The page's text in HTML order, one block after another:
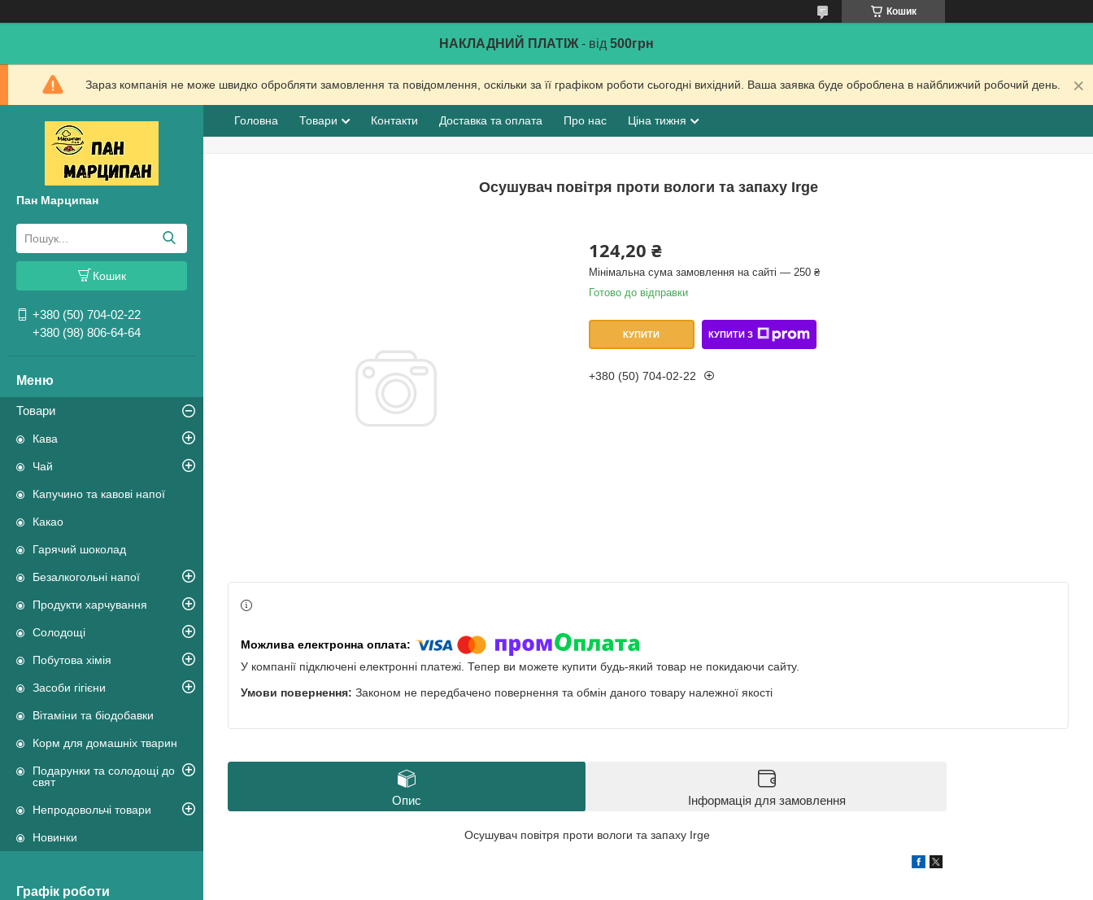
Кошик
НАКЛАДНИЙ ПЛАТІЖ - від 500грн
Зараз компанія не може швидко обробляти замовлення та повідомлення, оскільки за її графіком роботи сьогодні вихідний. Ваша заявка буде оброблена в найближчий робочий день.
Пан Марципан
Кошик
+380 (50) 704-02-22
+380 (98) 806-64-64
Товари
Кава
Чай
Капучино та кавові напої
Какао
Гарячий шоколад
Безалкогольні напої
Продукти харчування
Солодощі
Побутова хімія
Засоби гігієни
Вітаміни та біодобавки
Корм для домашніх тварин
Подарунки та солодощі до
свят
Непродовольчі товари
Новинки
Графік роботи
Головна Товари Контакти Доставка та оплата Про нас Ціна тижня
Осушувач повітря проти вологи та запаху Irge
124,20 ₴
Мінімальна сума замовлення на сайті — 250 ₴
Готово до відправки
КУПИТИ КУПИТИ З
+380 (50) 704-02-22
У компанії підключені електронні платежі. Тепер ви можете купити будь-який товар не покидаючи сайту.
Законом не передбачено повернення та обмін даного товару належної якості
Опис Інформація для замовлення
Осушувач повітря проти вологи та запаху Irge